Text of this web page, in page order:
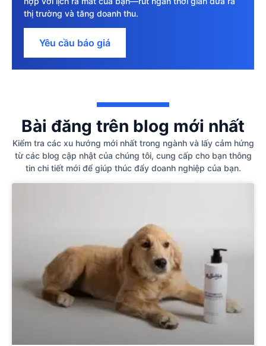
thị trường và tăng doanh thu.
Yêu cầu báo giá
Bài đăng trên blog mới nhất
Kiểm tra các xu hướng mới nhất trong ngành và lấy cảm hứng
từ các blog cập nhật của chúng tôi, cung cấp cho bạn thông
tin chi tiết mới để giúp thúc đẩy doanh nghiệp của bạn.